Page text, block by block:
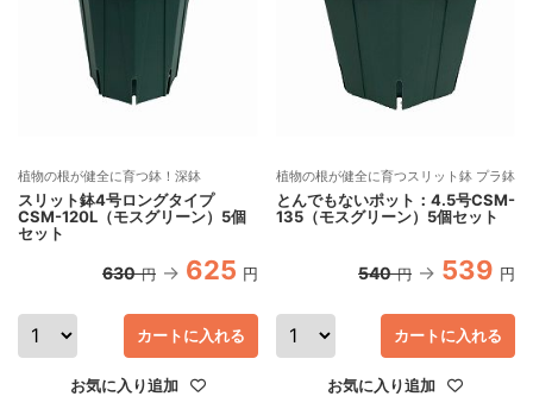
植物の根が健全に育つ鉢！深鉢
スリット鉢4号ロングタイプ
CSM-120L（モスグリーン）5個
セット
630 円 625 円
カートに入れる
お気に入り追加
植物の根が健全に育つスリット鉢 プラ鉢
とんでもないポット：4.5号CSM-
135（モスグリーン）5個セット
540 円 539 円
カートに入れる
お気に入り追加